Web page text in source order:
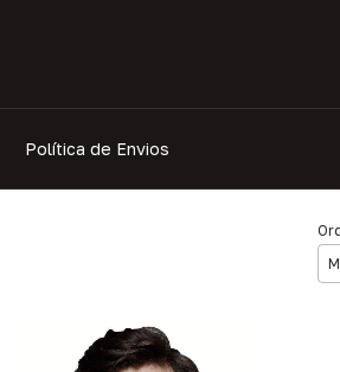
Política de Envios